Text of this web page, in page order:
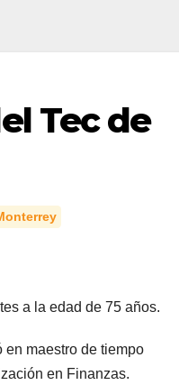
Tec de
a la edad de 75 años.
maestro de tiempo
en Finanzas.